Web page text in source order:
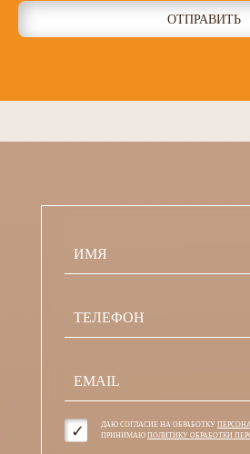
ОТПРАВИТЬ
ДАЮ СОГЛАСИЕ НА ОБРАБОТКУ
ПРИНИМАЮ ПОЛИТИКУ ОБРАБОТКИ